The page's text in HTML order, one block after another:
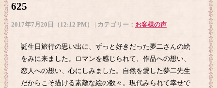
625
2017年7月20日（12:12 PM） | カテゴリー： お客様の声
誕生日旅行の思い出に、ずっと好きだった夢二さんの絵
をみに来ました。ロマンを感じられて、作品への想い、
恋人への想い、心にしみました。自然を愛した夢二先生
だからこそ描ける素敵な絵の数々。現代みられて幸せで